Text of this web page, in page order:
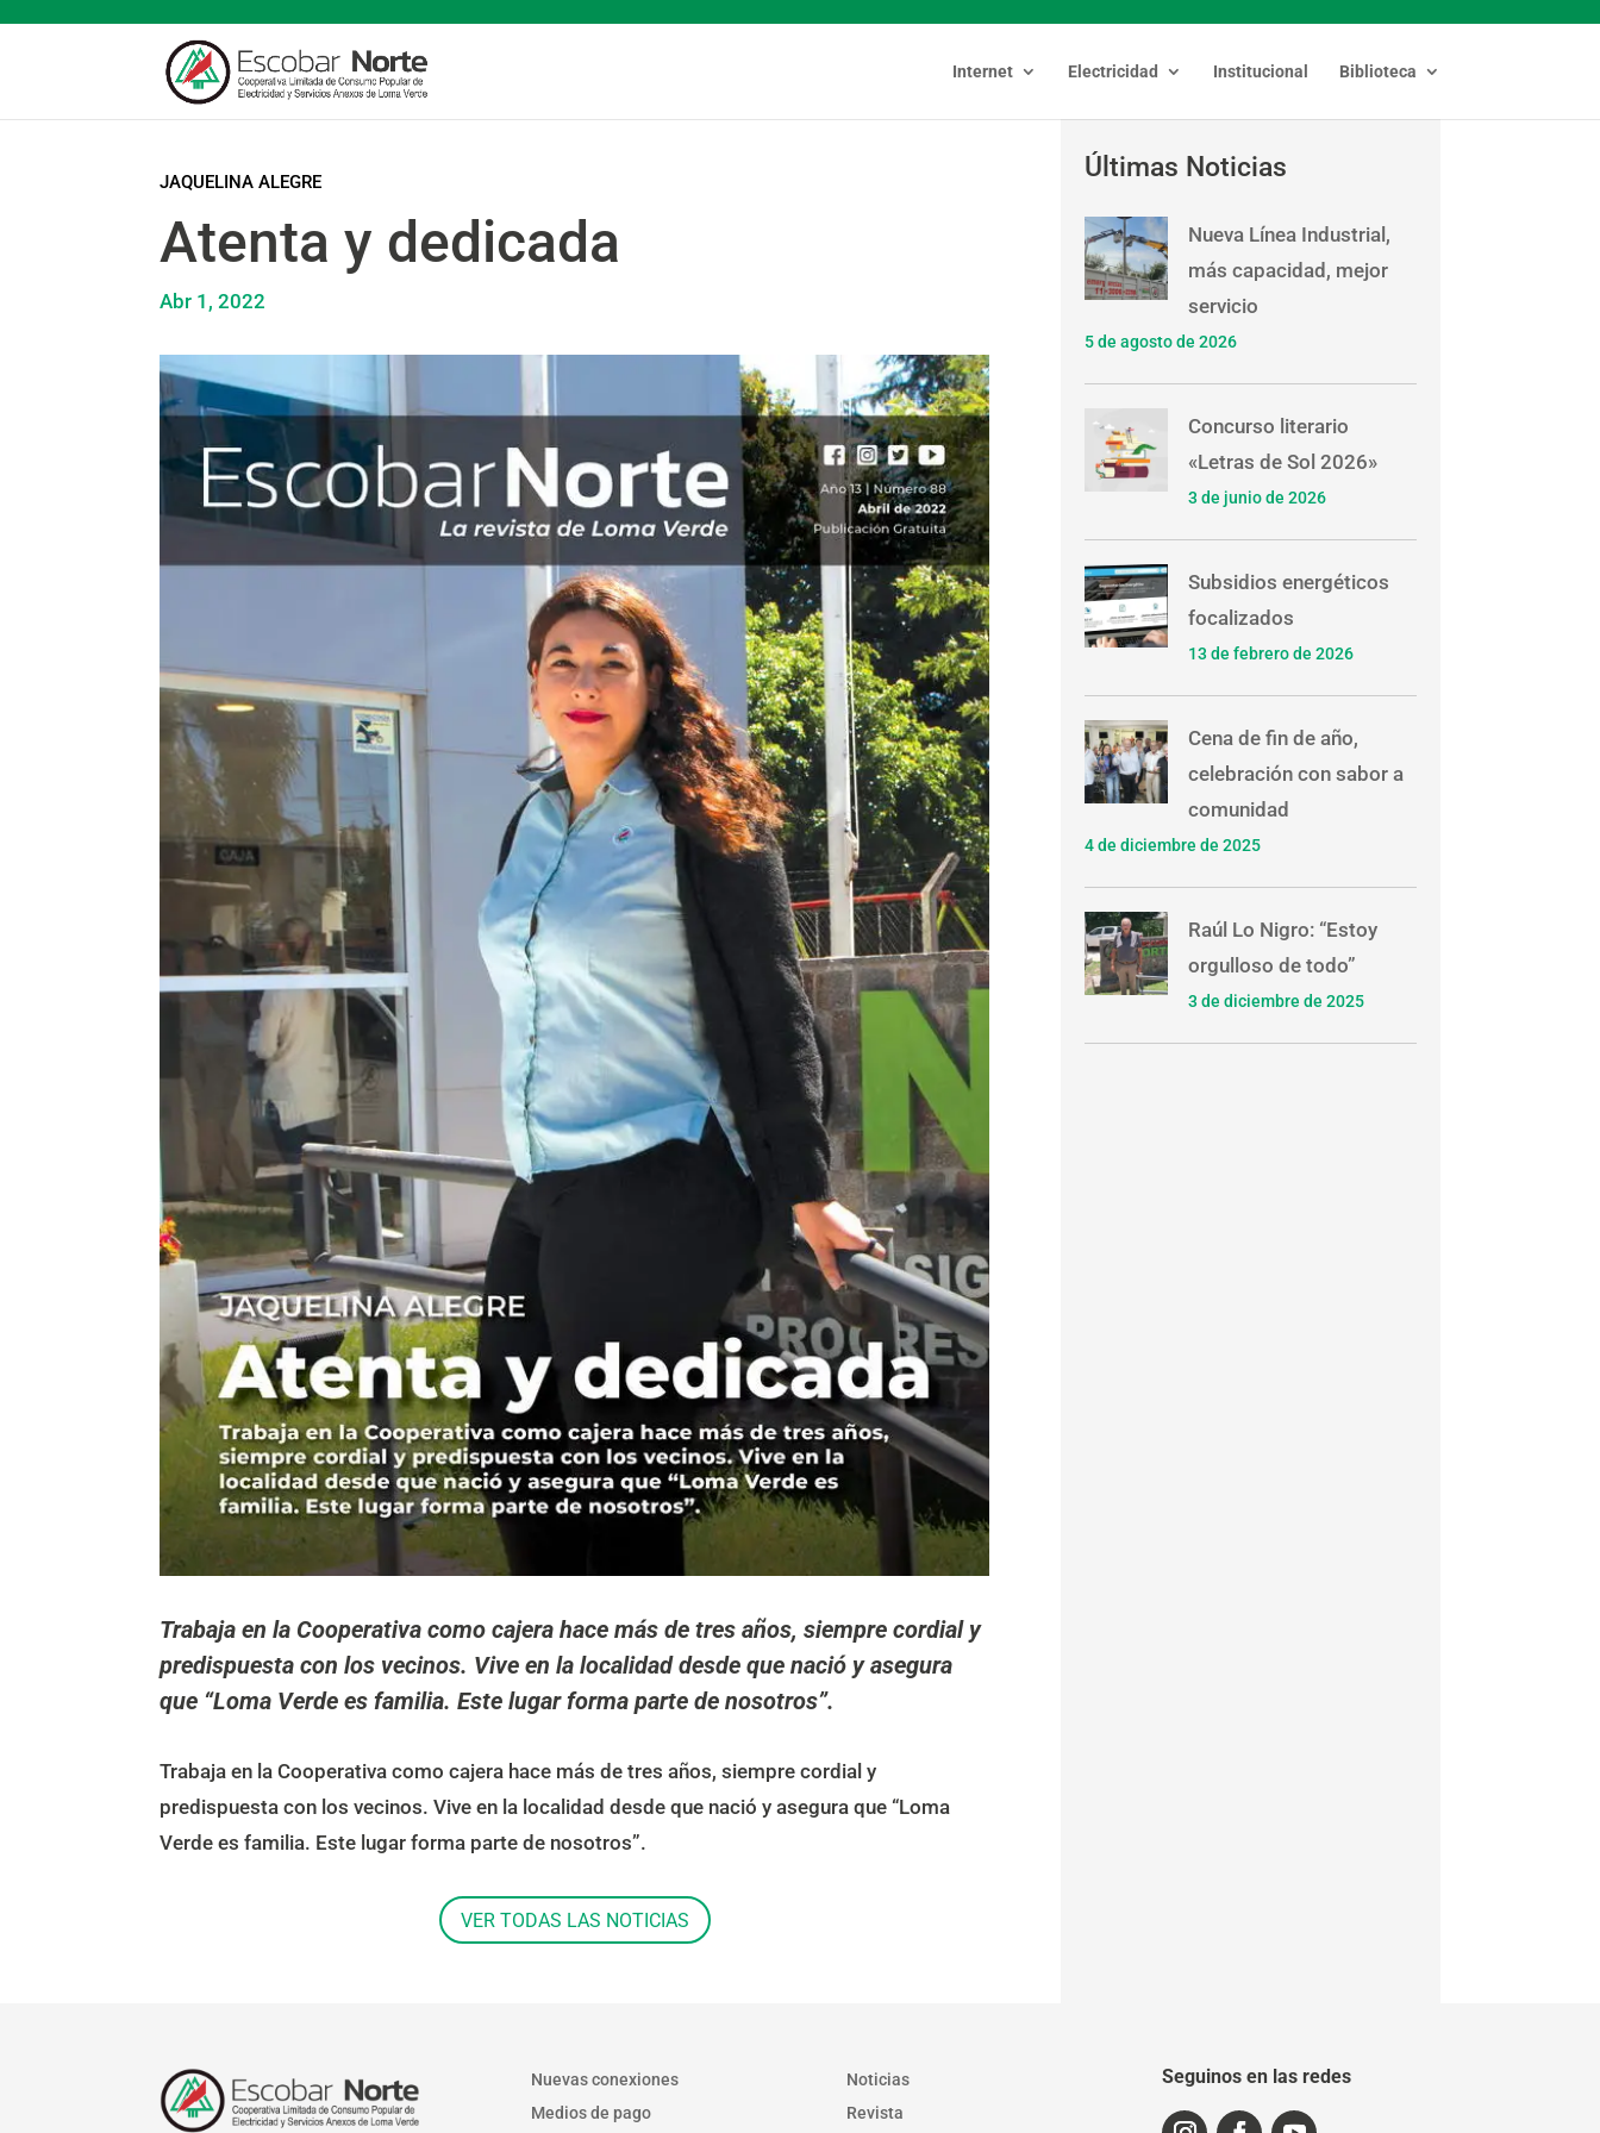
Internet Electricidad Institucional Biblioteca
JAQUELINA ALEGRE
Atenta y dedicada
Abr 1, 2022
Trabaja en la Cooperativa como cajera hace más de tres años, siempre cordial y
predispuesta con los vecinos. Vive en la localidad desde que nació y asegura
que “Loma Verde es familia. Este lugar forma parte de nosotros”.
Trabaja en la Cooperativa como cajera hace más de tres años, siempre cordial y
predispuesta con los vecinos. Vive en la localidad desde que nació y asegura que “Loma
Verde es familia. Este lugar forma parte de nosotros”.
VER TODAS LAS NOTICIAS
Últimas Noticias
Nueva Línea Industrial,
más capacidad, mejor
servicio
5 de agosto de 2026
Concurso literario
«Letras de Sol 2026»
3 de junio de 2026
Subsidios energéticos
focalizados
13 de febrero de 2026
Cena de fin de año,
celebración con sabor a
comunidad
4 de diciembre de 2025
Raúl Lo Nigro: “Estoy
orgulloso de todo”
3 de diciembre de 2025
Nuevas conexiones
Medios de pago
Noticias
Revista
Seguinos en las redes